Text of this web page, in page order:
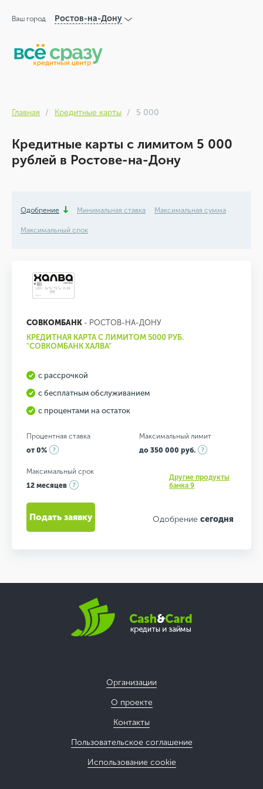
Ваш город Ростов-на-Дону
Главная Кредитные карты 5 000
Кредитные карты с лимитом 5 000
рублей в Ростове-на-Дону
Одобрение Минимальная ставка Максимальная сумма
Максимальный срок
СОВКОМБАНК - РОСТОВ-НА-ДОНУ
КРЕДИТНАЯ КАРТА С ЛИМИТОМ 5000 РУБ.
"СОВКОМБАНК ХАЛВА"
с рассрочкой
с бесплатным обслуживанием
с процентами на остаток
Процентная ставка
от 0%
Максимальный лимит
до 350 000 руб.
Максимальный срок
12 месяцев
Другие продукты
банка 9
Одобрение сегодня
Подать заявку
Организации
О проекте
Контакты
Пользовательское соглашение
Использование cookie